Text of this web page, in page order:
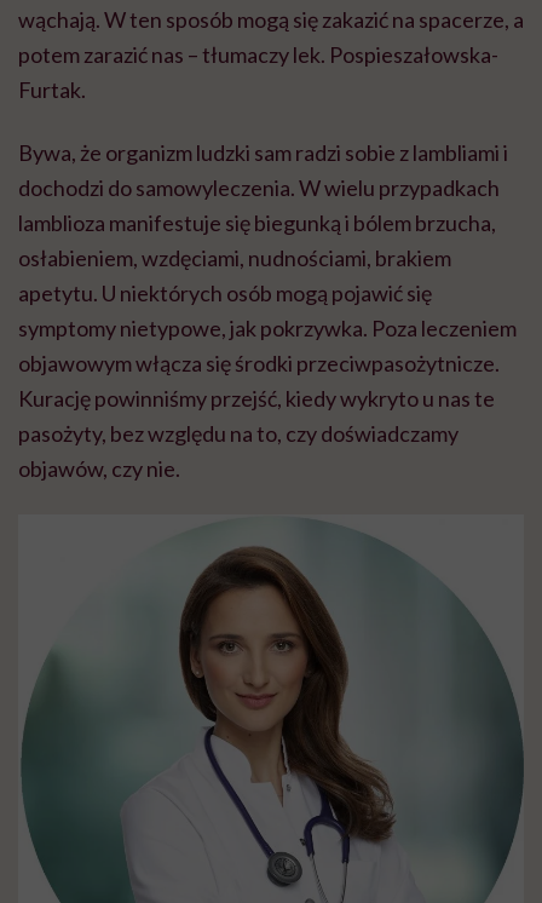
wąchają. W ten sposób mogą się zakazić na spacerze, a
potem zarazić nas – tłumaczy lek. Pospieszałowska-
Furtak.
Bywa, że organizm ludzki sam radzi sobie z lambliami i
dochodzi do samowyleczenia. W wielu przypadkach
lamblioza manifestuje się biegunką i bólem brzucha,
osłabieniem, wzdęciami, nudnościami, brakiem
apetytu. U niektórych osób mogą pojawić się
symptomy nietypowe, jak pokrzywka. Poza leczeniem
objawowym włącza się środki przeciwpasożytnicze.
Kurację powinniśmy przejść, kiedy wykryto u nas te
pasożyty, bez względu na to, czy doświadczamy
objawów, czy nie.